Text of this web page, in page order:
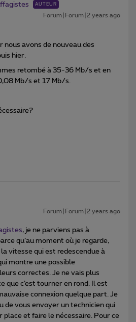
AUTEUR
Forum|Forum|2 years ago
nous avons de nouveau des
hier.
retombé à 35-36 Mb/s et en
Mb/s et 17 Mb/s.
Forum|Forum|2 years ago
, je ne parviens pas à
qu’au moment où je regarde,
vitesse qui est redescendue à
montre une possible
correctes. Je ne vais plus
que c’est tourner en rond. Il est
connexion quelque part. Je
de vous envoyer un technicien qui
et faire le nécessaire. Pour ce